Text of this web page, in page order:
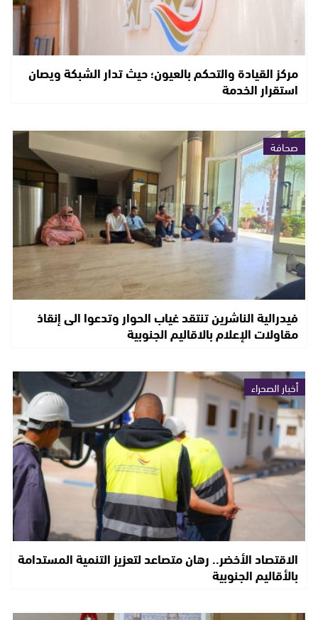
مركز القيادة والتحكم بالعيون؛ حيث تدار الشبكة ويصان
استقرار الخدمة
صحافة
فيدرالية الناشرين تنتقد غياب الحوار وتدعوا الى إنقاذ
مقاولات الإعلام بالاقاليم الجنوبية
أخبار الصحراء
الاقتصاد الأخضر.. رهان متصاعد لتعزيز التنمية المستدامة
بالأقاليم الجنوبية